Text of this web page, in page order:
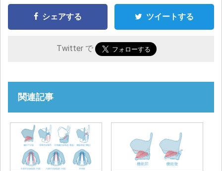
シェアする ツイートする
Twitter で
関連記事